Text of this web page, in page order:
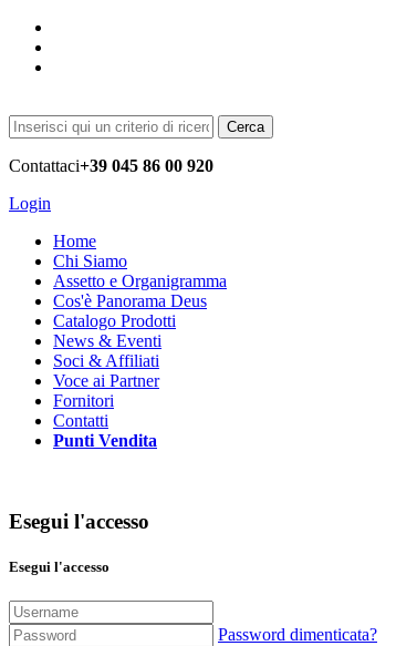
Cerca
Contattaci+39 045 86 00 920
Login
Home
Chi Siamo
Assetto e Organigramma
Cos'è Panorama Deus
Catalogo Prodotti
News & Eventi
Soci & Affiliati
Voce ai Partner
Fornitori
Contatti
Punti Vendita
Esegui l'accesso
Esegui l'accesso
Password dimenticata?